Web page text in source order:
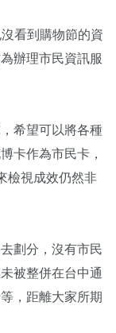
看到購物節的資
辦理市民資訊服
希望可以將各種
卡作為市民卡，
檢視成效仍然非
劃分，沒有市民
被整併在台中通
，距離大家所期